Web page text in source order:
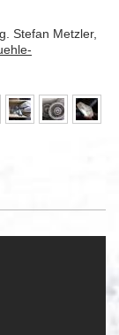
Stefan Metzler,